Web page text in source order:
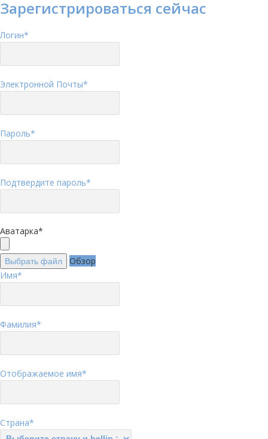
Зарегистрироваться сейчас
Логин*
Электронной Почты*
Пароль*
Подтвердите пароль*
Аватарка*
Выбрать файл
Обзор
Имя*
Фамилия*
Отображаемое имя*
Страна*